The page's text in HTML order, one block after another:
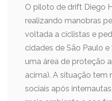
O piloto de drift Diego
realizando manobras
voltada a ciclistas e
cidades de São Paulo
uma área de proteção
acima). A situação tem
sociais após